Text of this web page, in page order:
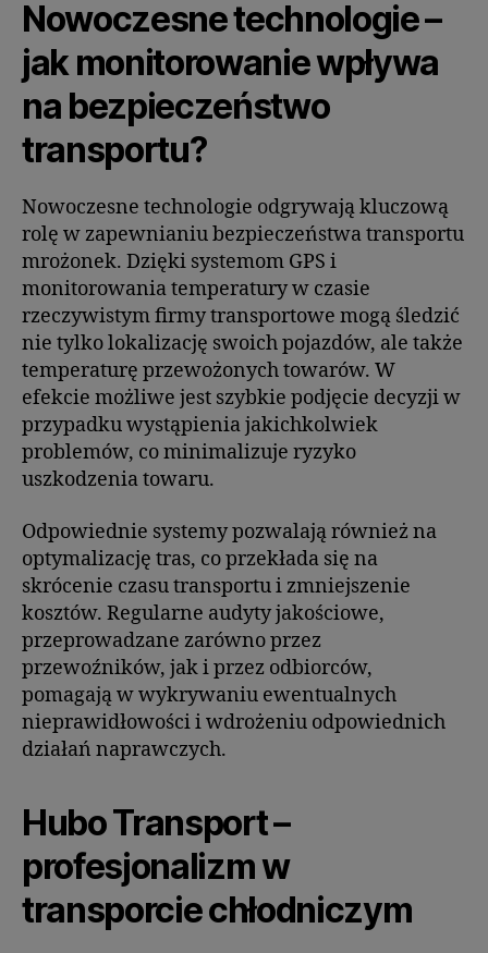
Nowoczesne technologie –
jak monitorowanie wpływa
na bezpieczeństwo
transportu?
Nowoczesne technologie odgrywają kluczową
rolę w zapewnianiu bezpieczeństwa transportu
mrożonek. Dzięki systemom GPS i
monitorowania temperatury w czasie
rzeczywistym firmy transportowe mogą śledzić
nie tylko lokalizację swoich pojazdów, ale także
temperaturę przewożonych towarów. W
efekcie możliwe jest szybkie podjęcie decyzji w
przypadku wystąpienia jakichkolwiek
problemów, co minimalizuje ryzyko
uszkodzenia towaru.
Odpowiednie systemy pozwalają również na
optymalizację tras, co przekłada się na
skrócenie czasu transportu i zmniejszenie
kosztów. Regularne audyty jakościowe,
przeprowadzane zarówno przez
przewoźników, jak i przez odbiorców,
pomagają w wykrywaniu ewentualnych
nieprawidłowości i wdrożeniu odpowiednich
działań naprawczych.
Hubo Transport –
profesjonalizm w
transporcie chłodniczym